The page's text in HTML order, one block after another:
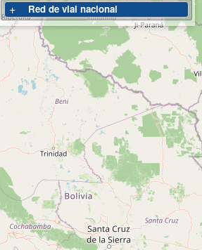
+ Red de vial nacional